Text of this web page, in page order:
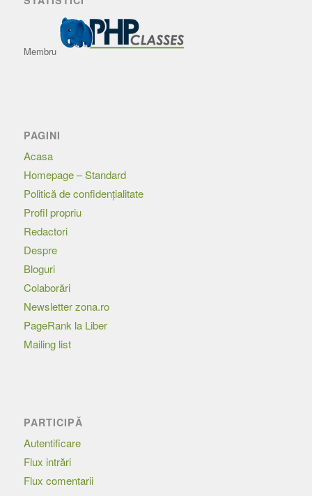
Membru
PAGINI
Acasa
Homepage – Standard
Politică de confidențialitate
Profil propriu
Redactori
Despre
Bloguri
Colaborări
Newsletter zona.ro
PageRank la Liber
Mailing list
PARTICIPĂ
Autentificare
Flux intrări
Flux comentarii